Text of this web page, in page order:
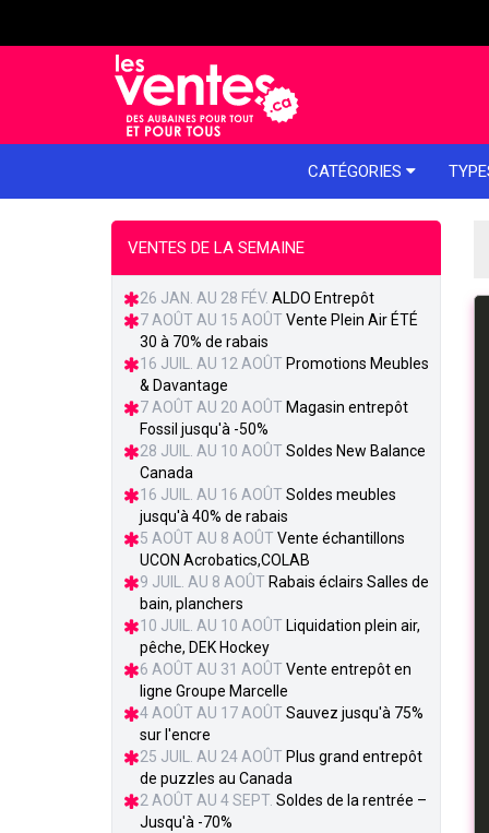
CATÉGORIES
VENTES DE LA SEMAINE
26 JAN. AU 28 FÉV. ALDO Entrepôt
7 AOÛT AU 15 AOÛT Vente Plein Air ÉTÉ
30 à 70% de rabais
16 JUIL. AU 12 AOÛT Promotions Meubles
& Davantage
7 AOÛT AU 20 AOÛT Magasin entrepôt
Fossil jusqu'à -50%
28 JUIL. AU 10 AOÛT Soldes New Balance
Canada
16 JUIL. AU 16 AOÛT Soldes meubles
jusqu'à 40% de rabais
5 AOÛT AU 8 AOÛT Vente échantillons
UCON Acrobatics,COLAB
9 JUIL. AU 8 AOÛT Rabais éclairs Salles de
bain, planchers
10 JUIL. AU 10 AOÛT Liquidation plein air,
pêche, DEK Hockey
6 AOÛT AU 31 AOÛT Vente entrepôt en
ligne Groupe Marcelle
4 AOÛT AU 17 AOÛT Sauvez jusqu'à 75%
sur l'encre
25 JUIL. AU 24 AOÛT Plus grand entrepôt
de puzzles au Canada
2 AOÛT AU 4 SEPT. Soldes de la rentrée –
Jusqu'à -70%